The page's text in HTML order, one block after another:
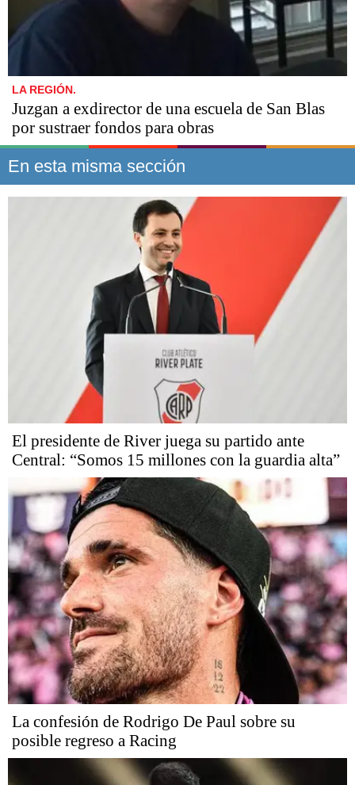
LA REGIÓN.
​​​​Juzgan a exdirector de una escuela de San Blas
por sustraer fondos para obras
En esta misma sección
El presidente de River juega su partido ante
Central: “Somos 15 millones con la guardia alta”
La confesión de Rodrigo De Paul sobre su
posible regreso a Racing